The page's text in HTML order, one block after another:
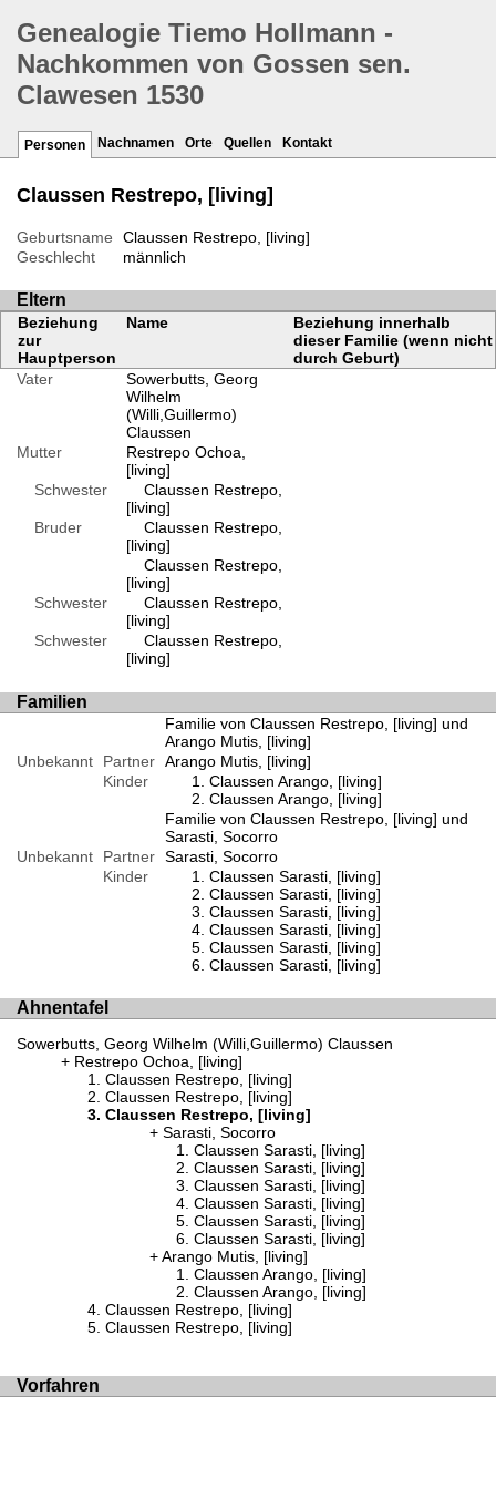
Genealogie Tiemo Hollmann -
Nachkommen von Gossen sen.
Clawesen 1530
Personen Nachnamen Orte Quellen Kontakt
Claussen Restrepo, [living]
Geburtsname
Claussen Restrepo, [living]
Geschlecht
männlich
Eltern
Beziehung
zur
Hauptperson
Name
Beziehung innerhalb
dieser Familie (wenn nicht
durch Geburt)
Vater
Sowerbutts, Georg
Wilhelm
(Willi,Guillermo)
Claussen
Mutter
Restrepo Ochoa,
[living]
Schwester
Claussen Restrepo,
[living]
Bruder
Claussen Restrepo,
[living]
Claussen Restrepo,
[living]
Schwester
Claussen Restrepo,
[living]
Schwester
Claussen Restrepo,
[living]
Familien
Familie von Claussen Restrepo, [living] und
Arango Mutis, [living]
Unbekannt
Partner Arango Mutis, [living]
Kinder
Claussen Arango, [living]
Claussen Arango, [living]
Familie von Claussen Restrepo, [living] und
Sarasti, Socorro
Unbekannt
Partner Sarasti, Socorro
Kinder
Claussen Sarasti, [living]
Claussen Sarasti, [living]
Claussen Sarasti, [living]
Claussen Sarasti, [living]
Claussen Sarasti, [living]
Claussen Sarasti, [living]
Ahnentafel
Sowerbutts, Georg Wilhelm (Willi,Guillermo) Claussen
Restrepo Ochoa, [living]
Claussen Restrepo, [living]
Claussen Restrepo, [living]
Claussen Restrepo, [living]
Sarasti, Socorro
Claussen Sarasti, [living]
Claussen Sarasti, [living]
Claussen Sarasti, [living]
Claussen Sarasti, [living]
Claussen Sarasti, [living]
Claussen Sarasti, [living]
Arango Mutis, [living]
Claussen Arango, [living]
Claussen Arango, [living]
Claussen Restrepo, [living]
Claussen Restrepo, [living]
Vorfahren